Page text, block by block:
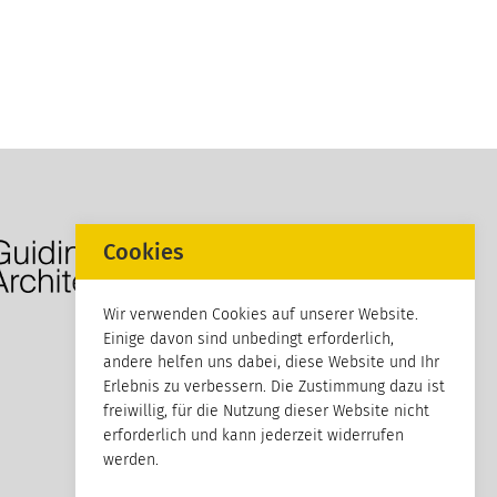
Cookies
Wir verwenden Cookies auf unserer Website.
Einige davon sind unbedingt erforderlich,
andere helfen uns dabei, diese Website und Ihr
Erlebnis zu verbessern. Die Zustimmung dazu ist
freiwillig, für die Nutzung dieser Website nicht
erforderlich und kann jederzeit widerrufen
werden.